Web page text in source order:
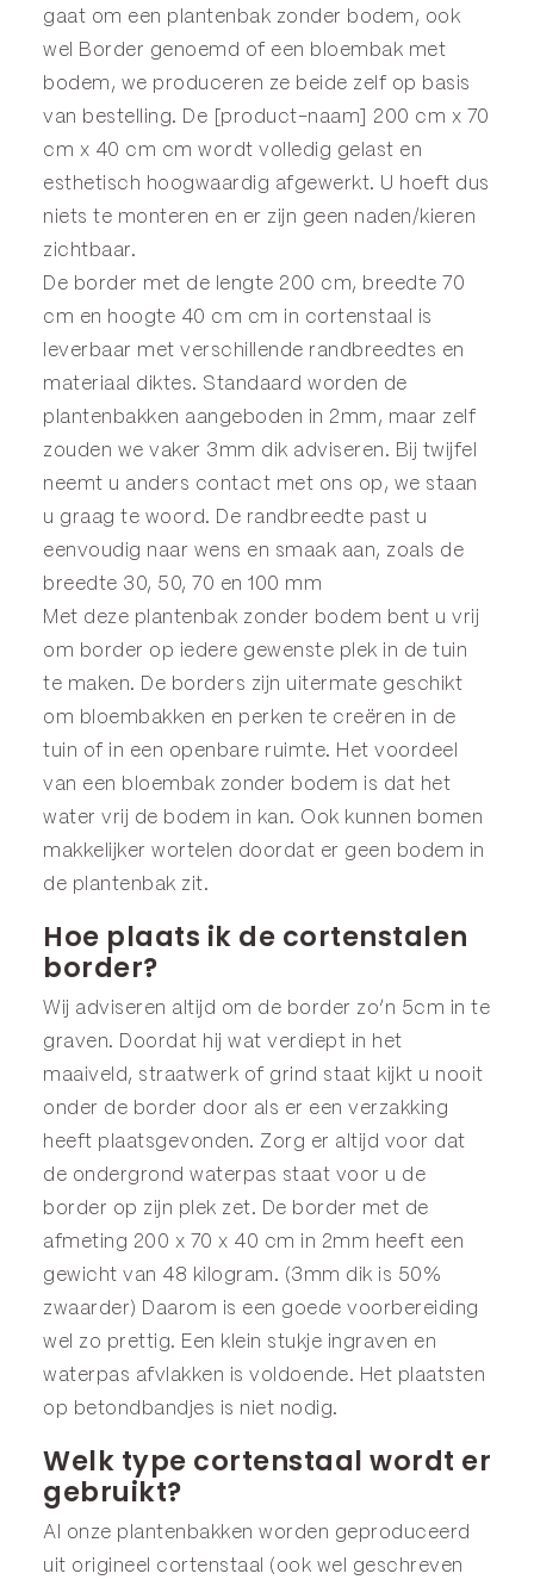
gaat om een plantenbak zonder bodem, ook
wel
Border genoemd of een bloembak met
bodem, we produceren ze beide zelf op basis
van bestelling. De [product-naam] 200 cm x 70
cm x 40 cm cm wordt volledig gelast en
esthetisch hoogwaardig afgewerkt. U hoeft dus
niets te monteren en er zijn geen naden/kieren
zichtbaar.
De border met de lengte 200 cm, breedte 70
cm en hoogte 40 cm cm in cortenstaal is
leverbaar met verschillende randbreedtes en
materiaal diktes. Standaard worden de
plantenbakken aangeboden in 2mm, maar zelf
zouden we vaker 3mm dik adviseren. Bij twijfel
neemt u anders contact met ons op, we staan
u graag te woord. De randbreedte past u
eenvoudig naar wens en smaak aan, zoals de
breedte 30, 50, 70 en 100 mm
Met deze plantenbak zonder bodem bent u vrij
om border op iedere gewenste plek in de tuin
te maken. De borders zijn uitermate geschikt
om bloembakken en perken te creëren in de
tuin of in een openbare ruimte. Het voordeel
van een bloembak zonder bodem is dat het
water vrij de bodem in kan. Ook kunnen bomen
makkelijker wortelen doordat er geen bodem in
de plantenbak zit.
Hoe plaats ik de cortenstalen
border?
Wij adviseren altijd om de border zo’n 5cm in te
graven. Doordat hij wat verdiept in het
maaiveld, straatwerk of grind staat kijkt u nooit
onder de border door als er een verzakking
heeft plaatsgevonden. Zorg er altijd voor dat
de ondergrond waterpas staat voor u de
border op zijn plek zet. De border met de
afmeting 200 x 70 x 40 cm in 2mm heeft een
gewicht van 48 kilogram. (3mm dik is 50%
zwaarder) Daarom is een goede voorbereiding
wel zo prettig. Een klein stukje ingraven en
waterpas afvlakken is voldoende. Het plaatsten
op betondbandjes is niet nodig.
Welk type cortenstaal wordt er
gebruikt?
Al onze plantenbakken worden geproduceerd
uit origineel cortenstaal (ook wel geschreven